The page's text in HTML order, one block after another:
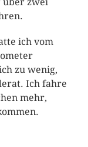
ich vom
zu wenig,
Ich fahre
mehr,